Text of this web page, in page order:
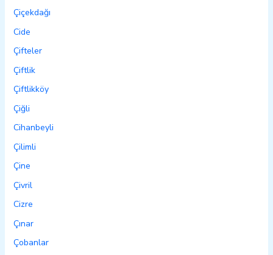
Çiçekdağı
Cide
Çifteler
Çiftlik
Çiftlikköy
Çiğli
Cihanbeyli
Çilimli
Çine
Çivril
Cizre
Çınar
Çobanlar